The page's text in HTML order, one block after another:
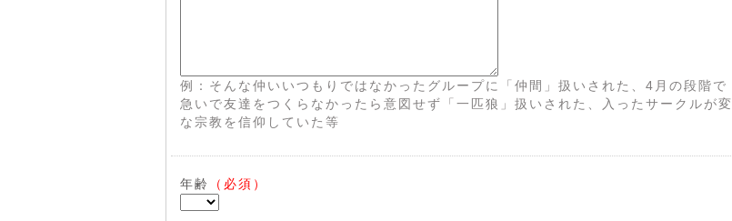
例：そんな仲いいつもりではなかったグループに「仲間」扱いされた、4月の段階で
急いで友達をつくらなかったら意図せず「一匹狼」扱いされた、入ったサークルが変
な宗教を信仰していた等
年齢 （必須）